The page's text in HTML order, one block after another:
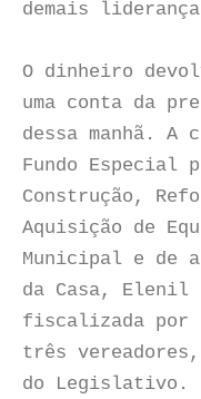
demais
O dinheiro
uma conta da
dessa manhã. A
Fundo Especial
Construção,
Aquisição de
Municipal e de
da Casa, Elenil
fiscalizada por
três
do Legislativo.